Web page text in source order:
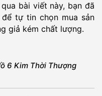
bài viết này, bạn đã
tự tin chọn mua sản
giả kém chất lượng.
6 Kim Thời Thượng